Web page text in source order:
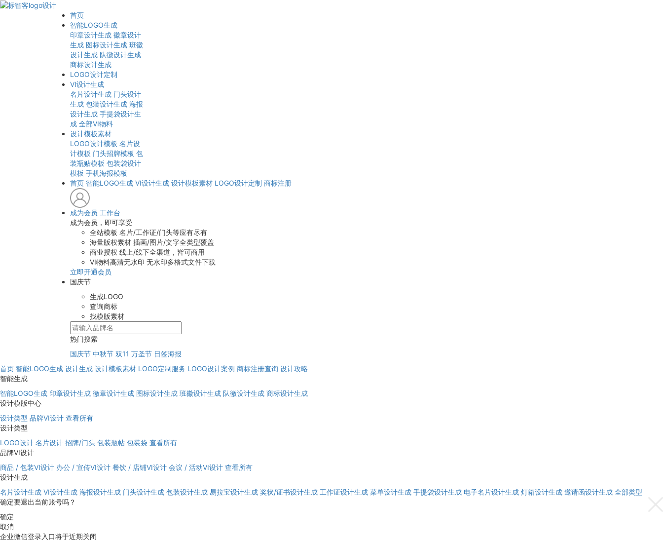
首页
智能LOGO生成
印章设计生成 徽章设计
生成 图标设计生成 班徽
设计生成 队徽设计生成
商标设计生成
LOGO设计定制
VI设计生成
名片设计生成 门头设计
生成 包装设计生成 海报
设计生成 手提袋设计生
成 全部VI物料
设计模板素材
LOGO设计模板 名片设
计模板 门头招牌模板 包
装瓶贴模板 包装袋设计
模板 手机海报模板
首页 智能LOGO生成 VI设计生成 设计模板素材 LOGO设计定制 商标注册
成为会员 工作台
成为会员，即可享受
全站模板 名片/工作证/门头等应有尽有
海量版权素材 插画/图片/文字全类型覆盖
商业授权 线上/线下全渠道，皆可商用
VI物料高清无水印 无水印多格式文件下载
立即开通会员
国庆节
生成LOGO
查询商标
找模版素材
热门搜索
国庆节 中秋节 双11 万圣节 日签海报
首页 智能LOGO生成 设计生成 设计模板素材 LOGO定制服务 LOGO设计案例 商标注册查询 设计攻略
智能生成
智能LOGO生成 印章设计生成 徽章设计生成 图标设计生成 班徽设计生成 队徽设计生成 商标设计生成
设计模版中心
设计类型 品牌VI设计 查看所有
设计类型
LOGO设计 名片设计 招牌/门头 包装瓶帖 包装袋 查看所有
品牌VI设计
商品 / 包装VI设计 办公 / 宣传VI设计 餐饮 / 店铺VI设计 会议 / 活动VI设计 查看所有
设计生成
名片设计生成 VI设计生成 海报设计生成 门头设计生成 包装设计生成 易拉宝设计生成 奖状/证书设计生成 工作证设计生成 菜单设计生成 手提袋设计生成 电子名片设计生成 灯箱设计生成 邀请函设计生成 全部类型
确定要退出当前账号吗？
确定
取消
企业微信登录入口将于近期关闭